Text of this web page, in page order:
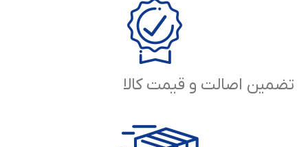
تضمین اصالت و قیمت کالا